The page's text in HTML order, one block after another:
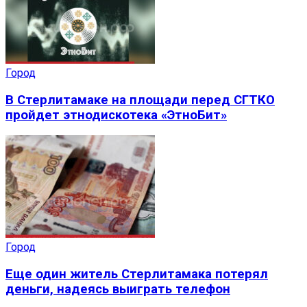
Город
В Стерлитамаке на площади перед СГТКО
пройдет этнодискотека «ЭтноБит»
Город
Еще один житель Стерлитамака потерял
деньги, надеясь выиграть телефон